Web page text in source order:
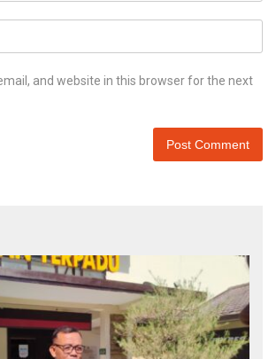
and website in this browser for the next